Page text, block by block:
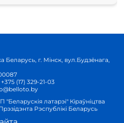
Беларусь, г. Мінск, вул.Будзёнага,
+375 (17) 329-21-03
"Беларускія латарэі" Кіраўніцтва
Рэспублікі Беларусь